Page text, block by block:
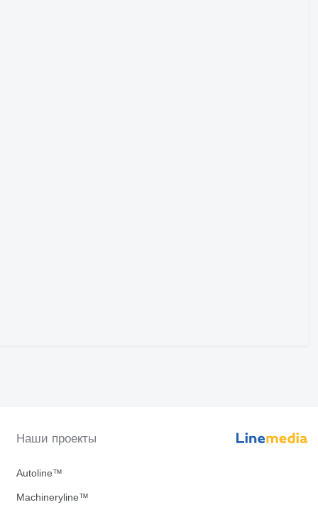
Наши проекты
Autoline™
Machineryline™